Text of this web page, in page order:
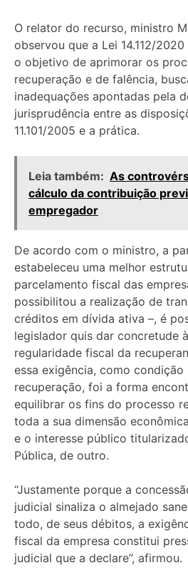
O relator do recurso, ministro
observou que a Lei 14.112/
o objetivo de aprimorar os
recuperação e de falência,
inadequações apontadas pela
jurisprudência entre as
11.101/2005 e a prática.
Leia também: As
cálculo da contribuição
empregador
De acordo com o ministro, a
estabeleceu uma melhor
parcelamento fiscal das
possibilitou a realização de
créditos em dívida ativa –, é
legislador quis dar concretude
regularidade fiscal da
essa exigência, como
recuperação, foi a forma
equilibrar os fins do processo
toda a sua dimensão
e o interesse público
Pública, de outro.
“Justamente porque a
judicial sinaliza o almejado
todo, de seus débitos, a
fiscal da empresa constitui
judicial que a declare”, afirmou.